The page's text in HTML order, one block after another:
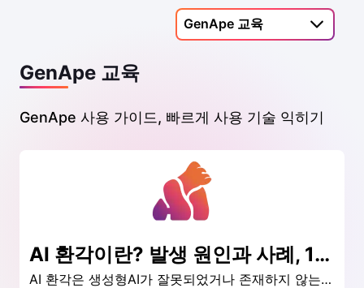
GenApe 교육
GenApe 교육
GenApe 사용 가이드, 빠르게 사용 기술 익히기
AI 환각이란? 발생 원인과 사례, 11가지 해결 방법
AI 환각은 생성형AI가 잘못되었거나 존재하지 않는 내용을 확신하는 표현으로 답변하는 현상입니다. 이 글에서는 AI 환각이 발생하는 원인과 5가지 사례, 업무에 미치는 영향을 설명하고 개인 사용자와 기업이 적용할 수 있는 11가지 해결 방법을 정리합니다.